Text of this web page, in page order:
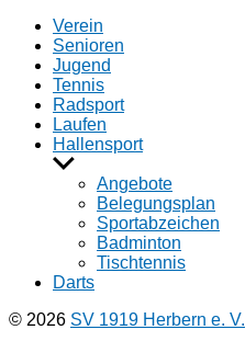
Verein
Senioren
Jugend
Tennis
Radsport
Laufen
Hallensport
Untermenü
anzeigenAngebote
Belegungsplan
Sportabzeichen
Badminton
Tischtennis
Darts
© 2026 SV 1919 Herbern e. V.